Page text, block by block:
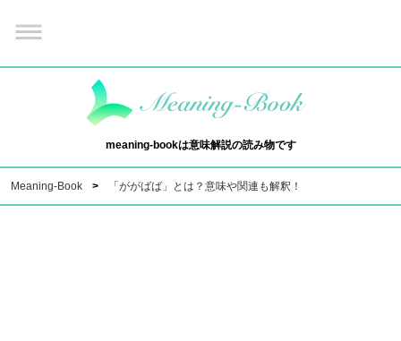
meaning-bookは意味解説の読み物です
Meaning-Book 「ががばば」とは？意味や関連も解釈！